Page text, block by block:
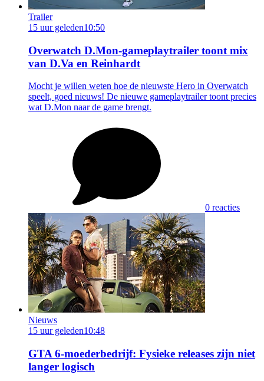
Trailer
15 uur geleden10:50
Overwatch D.Mon-gameplaytrailer toont mix
van D.Va en Reinhardt
Mocht je willen weten hoe de nieuwste Hero in Overwatch
speelt, goed nieuws! De nieuwe gameplaytrailer toont precies
wat D.Mon naar de game brengt.
0 reacties
Nieuws
15 uur geleden10:48
GTA 6-moederbedrijf: Fysieke releases zijn niet
langer logisch